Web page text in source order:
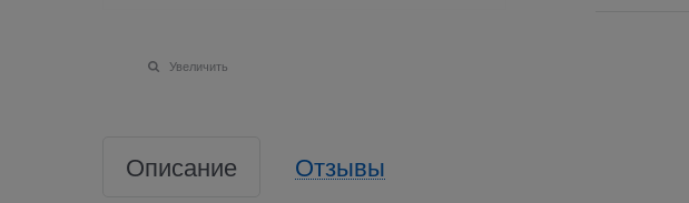
Увеличить
Описание Отзывы